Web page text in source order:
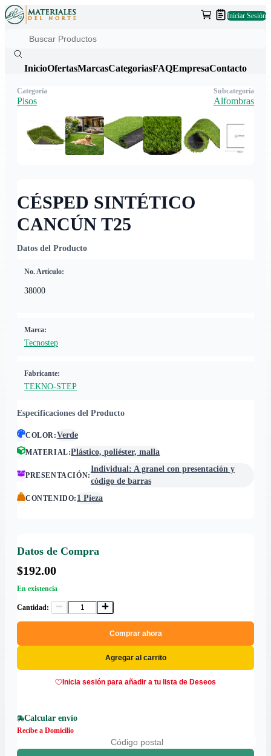
Iniciar Sesión
InicioOfertasMarcasCategoriasFAQEmpresaContacto
CÉSPED SINTÉTICO
CANCÚN T25
Datos del Producto
No. Artículo:
38000
Marca:
Tecnostep
Fabricante:
TEKNO-STEP
Especificaciones del Producto
COLOR:Verde
MATERIAL:Plástico, poliéster, malla
PRESENTACIÓN:
Individual: A granel con presentación y
código de barras
CONTENIDO: 1 Pieza
Datos de Compra
$192.00
En existencia
Cantidad:
Comprar ahora
Agregar al carrito
Inicia sesión para añadir a tu lista de Deseos
Calcular envío
Recibe a Domicilio
Categoría
Pisos
Subcategoría
Alfombras